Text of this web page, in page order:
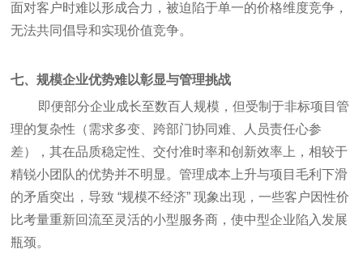
面对客户时难以形成合力，被迫陷于单一的价格维度竞争，
无法共同倡导和实现价值竞争。
七、规模企业优势难以彰显与管理挑战
即便部分企业成长至数百人规模，但受制于非标项目管
理的复杂性（需求多变、跨部门协同难、人员责任心参
差），其在品质稳定性、交付准时率和创新效率上，相较于
精锐小团队的优势并不明显。管理成本上升与项目毛利下滑
的矛盾突出，导致 “规模不经济” 现象出现，一些客户因性价
比考量重新回流至灵活的小型服务商，使中型企业陷入发展
瓶颈。